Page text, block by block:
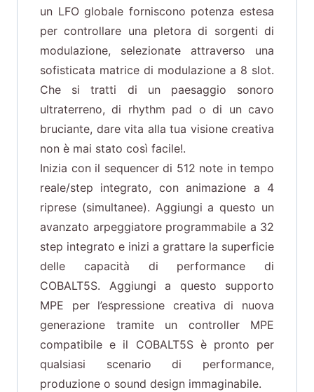
un LFO globale forniscono potenza estesa
per controllare una pletora di sorgenti di
modulazione, selezionate attraverso una
sofisticata matrice di modulazione a 8 slot.
Che si tratti di un paesaggio sonoro
ultraterreno, di rhythm pad o di un cavo
bruciante, dare vita alla tua visione creativa
non è mai stato così facile!.
Inizia con il sequencer di 512 note in tempo
reale/step integrato, con animazione a 4
riprese (simultanee). Aggiungi a questo un
avanzato arpeggiatore programmabile a 32
step integrato e inizi a grattare la superficie
delle capacità di performance di
COBALT5S. Aggiungi a questo supporto
MPE per l’espressione creativa di nuova
generazione tramite un controller MPE
compatibile e il COBALT5S è pronto per
qualsiasi scenario di performance,
produzione o sound design immaginabile.